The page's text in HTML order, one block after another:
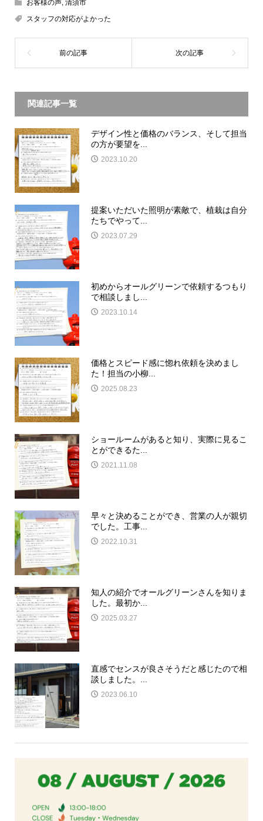
お客様の声, 清須市
スタッフの対応がよかった
関連記事一覧
デザイン性と価格のバランス、そして担当
の方が要望を...
2023.10.20
提案いただいた照明が素敵で、植栽は自分
たちでやって...
2023.07.29
初めからオールグリーンで依頼するつもり
で相談しまし...
2023.10.14
価格とスピード感に惚れ依頼を決めまし
た！担当の小柳...
2025.08.23
ショールームがあると知り、実際に見るこ
とができるた...
2021.11.08
早々と決めることができ、営業の人が親切
でした。工事...
2022.10.31
知人の紹介でオールグリーンさんを知りま
した。最初か...
2025.03.27
直感でセンスが良さそうだと感じたので相
談しました。...
2023.06.10